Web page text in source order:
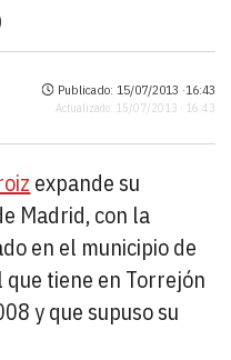
Publicado: 15/07/2013 ·16:43
Actualizado: 15/07/2013 · 16:43
expande su
Madrid, con la
en el municipio de
que tiene en Torrejón
y que supuso su